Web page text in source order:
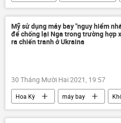
Taliban
Ashraf Ghani
Mỹ sử dụng máy bay "nguy hiểm
để chống lại Nga trong trường hợp
ra chiến tranh ở Ukraina
30 Tháng Mười Hai 2021, 19:57
Hoa Kỳ máy bay
Quân sự
Nga tên